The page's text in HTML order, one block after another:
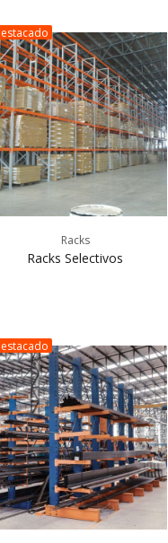
Racks
Racks Selectivos